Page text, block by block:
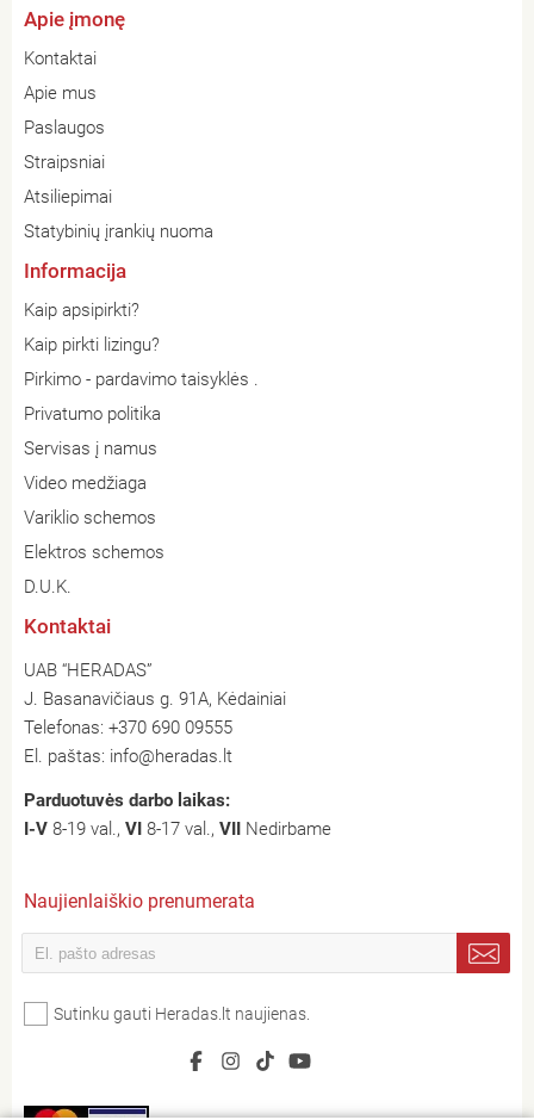
Apie įmonę
Kontaktai
Apie mus
Paslaugos
Straipsniai
Atsiliepimai
Statybinių įrankių nuoma
Informacija
Kaip apsipirkti?
Kaip pirkti lizingu?
Pirkimo - pardavimo taisyklės .
Privatumo politika
Servisas į namus
Video medžiaga
Variklio schemos
Elektros schemos
D.U.K.
Kontaktai
UAB “HERADAS”
J. Basanavičiaus g. 91A, Kėdainiai
Telefonas: +370 690 09555
El. paštas: info@heradas.lt
Parduotuvės darbo laikas:
I-V 8-19 val., VI 8-17 val., VII Nedirbame
Naujienlaiškio prenumerata
Sutinku gauti Heradas.lt naujienas.